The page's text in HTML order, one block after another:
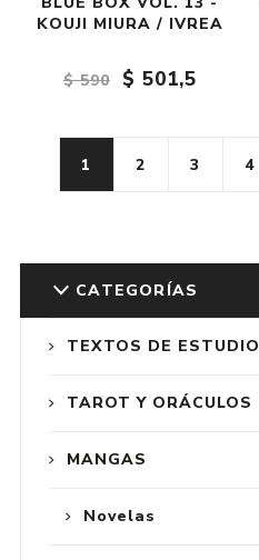
KOUJI MIURA / IVREA
$ 590 $ 501,5
1 2 3 4
CATEGORÍAS
TEXTOS DE ESTUDIO
TAROT Y ORÁCULOS
MANGAS
Novelas